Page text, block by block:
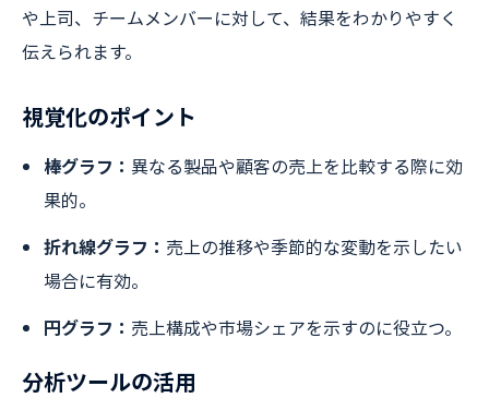
や上司、チームメンバーに対して、結果をわかりやすく
伝えられます。
視覚化のポイント
棒グラフ： 異なる製品や顧客の売上を比較する際に効
果的。
折れ線グラフ： 売上の推移や季節的な変動を示したい
場合に有効。
円グラフ： 売上構成や市場シェアを示すのに役立つ。
分析ツールの活用